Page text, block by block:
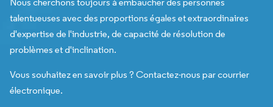
talentueuses avec des proportions égales et extraordinaires
d'expertise de l'industrie, de capacité de résolution de
problèmes et d'inclination.
Vous souhaitez en savoir plus ? Contactez-nous par courrier
électronique.